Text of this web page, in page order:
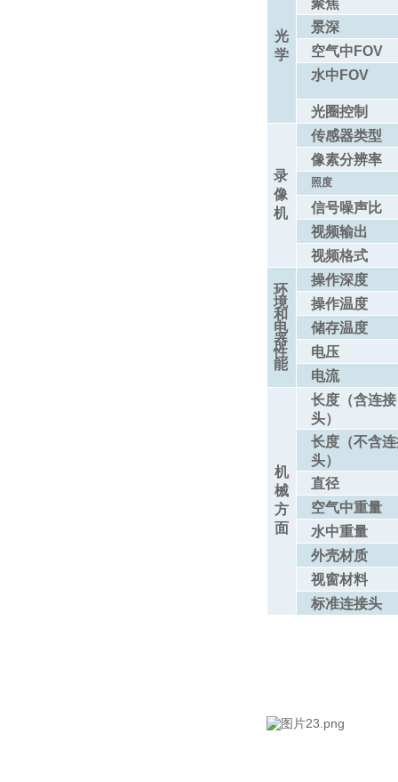
光
学
聚焦
景深
空气中FOV
水中FOV
光圈控制
录
像
机
传感器类型
像素分辨率
照度
信号噪声比
视频输出
视频格式
环
境
和
电
器
性
能
操作深度
操作温度
储存温度
电压
电流
机
械
方
面
长度（含连接
头）
长度（不含
头）
直径
空气中重量
水中重量
外壳材质
视窗材料
标准连接头